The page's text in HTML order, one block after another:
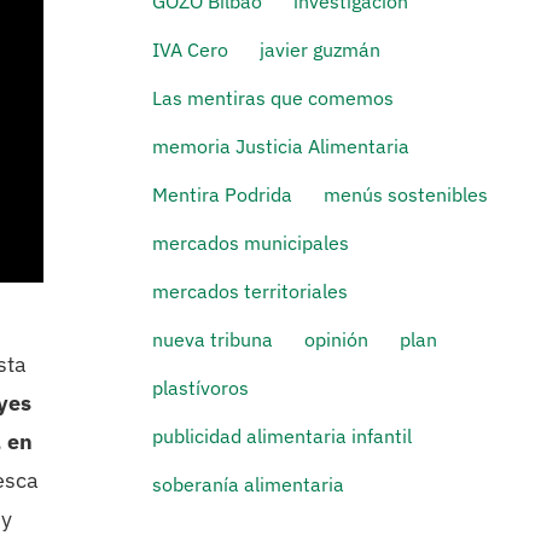
en
IVA Cero
javier guzmán
Las mentiras que comemos
memoria Justicia Alimentaria
Mentira Podrida
menús sostenibles
mercados municipales
mercados territoriales
nueva tribuna
opinión
plan
plastívoros
publicidad alimentaria infantil
soberanía alimentaria